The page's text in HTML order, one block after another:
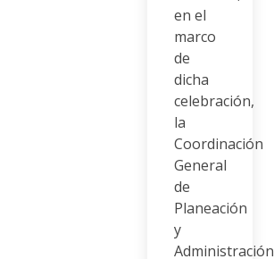
en el
marco
de
dicha
celebración,
la
Coordinación
General
de
Planeación
y
Administración